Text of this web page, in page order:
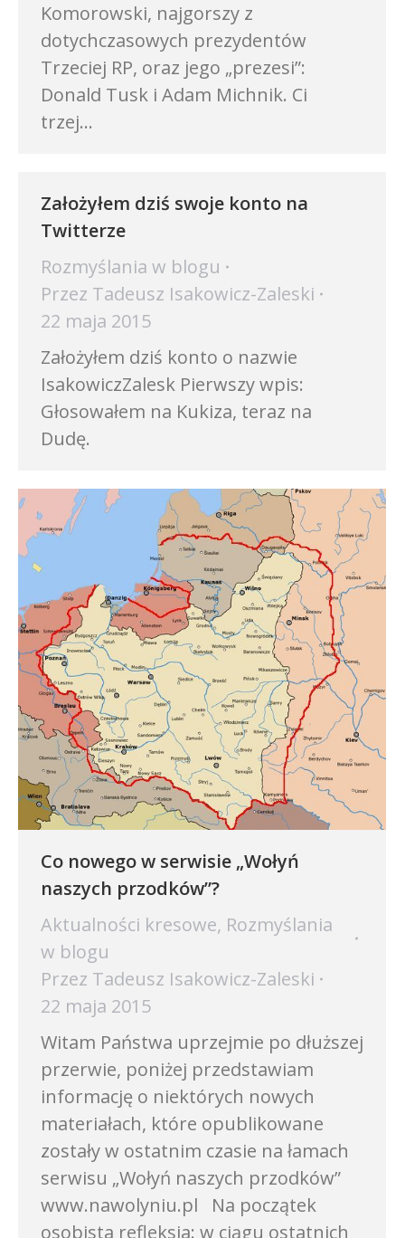
Komorowski, najgorszy z
dotychczasowych prezydentów
Trzeciej RP, oraz jego „prezesi”:
Donald Tusk i Adam Michnik. Ci
trzej…
Założyłem dziś swoje konto na
Twitterze
Rozmyślania w blogu
Przez Tadeusz Isakowicz-Zaleski
22 maja 2015
Założyłem dziś konto o nazwie
IsakowiczZalesk Pierwszy wpis:
Głosowałem na Kukiza, teraz na
Dudę.
Co nowego w serwisie „Wołyń
naszych przodków”?
Aktualności kresowe, Rozmyślania
w blogu
Przez Tadeusz Isakowicz-Zaleski
22 maja 2015
Witam Państwa uprzejmie po dłuższej
przerwie, poniżej przedstawiam
informację o niektórych nowych
materiałach, które opublikowane
zostały w ostatnim czasie na łamach
serwisu „Wołyń naszych przodków”
www.nawolyniu.pl Na początek
osobista refleksja: w ciągu ostatnich